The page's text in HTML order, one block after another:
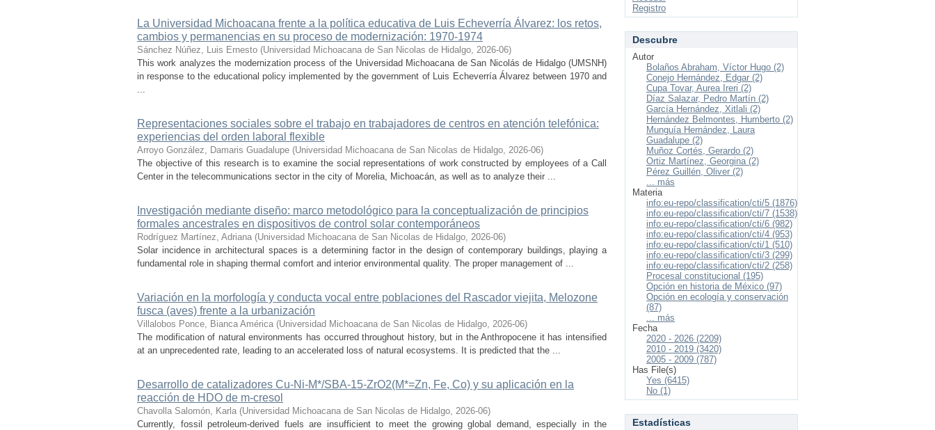
La Universidad Michoacana frente a la política educativa de Luis Echeverría Álvarez: los retos,
cambios y permanencias en su proceso de modernización: 1970-1974
Sánchez Núñez, Luis Ernesto (Universidad Michoacana de San Nicolas de Hidalgo, 2026-06)
This work analyzes the modernization process of the Universidad Michoacana de San Nicolás de Hidalgo (UMSNH)
in response to the educational policy implemented by the government of Luis Echeverría Álvarez between 1970 and
...
Representaciones sociales sobre el trabajo en trabajadores de centros en atención telefónica:
experiencias del orden laboral flexible
Arroyo González, Damaris Guadalupe (Universidad Michoacana de San Nicolas de Hidalgo, 2026-06)
The objective of this research is to examine the social representations of work constructed by employees of a Call
Center in the telecommunications sector in the city of Morelia, Michoacán, as well as to analyze their ...
Investigación mediante diseño: marco metodológico para la conceptualización de principios
formales ancestrales en dispositivos de control solar contemporáneos
Rodríguez Martínez, Adriana (Universidad Michoacana de San Nicolas de Hidalgo, 2026-06)
Solar incidence in architectural spaces is a determining factor in the design of contemporary buildings, playing a
fundamental role in shaping thermal comfort and interior environmental quality. The proper management of ...
Variación en la morfología y conducta vocal entre poblaciones del Rascador viejita, Melozone
fusca (aves) frente a la urbanización
Villalobos Ponce, Bianca América (Universidad Michoacana de San Nicolas de Hidalgo, 2026-06)
The modification of natural environments has occurred throughout history, but in the Anthropocene it has intensified
at an unprecedented rate, leading to an accelerated loss of natural ecosystems. It is predicted that the ...
Desarrollo de catalizadores Cu-Ni-M*/SBA-15-ZrO2(M*=Zn, Fe, Co) y su aplicación en la
reacción de HDO de m-cresol
Chavolla Salomón, Karla (Universidad Michoacana de San Nicolas de Hidalgo, 2026-06)
Currently, fossil petroleum-derived fuels are insufficient to meet the growing global demand, especially in the
Registro
Descubre
Autor
Bolaños Abraham, Víctor Hugo (2)
Conejo Hernández, Edgar (2)
Cupa Tovar, Aurea Ireri (2)
Díaz Salazar, Pedro Martín (2)
García Hernández, Xitlali (2)
Hernández Belmontes, Humberto (2)
Munguía Hernández, Laura
Guadalupe (2)
Muñoz Cortés, Gerardo (2)
Ortiz Martínez, Georgina (2)
Pérez Guillén, Oliver (2)
... más
Materia
info:eu-repo/classification/cti/5 (1876)
info:eu-repo/classification/cti/7 (1538)
info:eu-repo/classification/cti/6 (982)
info:eu-repo/classification/cti/4 (953)
info:eu-repo/classification/cti/1 (510)
info:eu-repo/classification/cti/3 (299)
info:eu-repo/classification/cti/2 (258)
Procesal constitucional (195)
Opción en historia de México (97)
Opción en ecología y conservación
(87)
... más
Fecha
2020 - 2026 (2209)
2010 - 2019 (3420)
2005 - 2009 (787)
Has File(s)
Yes (6415)
No (1)
Estadísticas